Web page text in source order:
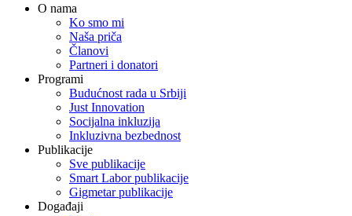
O nama
Ko smo mi
Naša priča
Članovi
Partneri i donatori
Programi
Budućnost rada u Srbiji
Just Innovation
Socijalna inkluzija
Inkluzivna bezbednost
Publikacije
Sve publikacije
Smart Labor publikacije
Gigmetar publikacije
Događaji